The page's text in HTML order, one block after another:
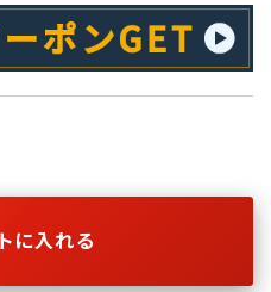
に入れる